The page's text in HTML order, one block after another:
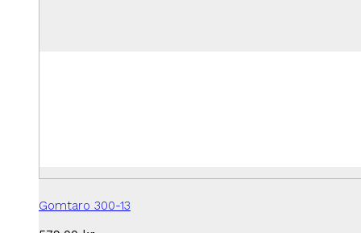
Gomtaro 300-13